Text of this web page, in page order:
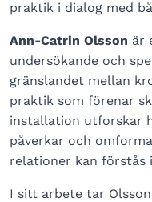
praktik i dialog med
Ann-Catrin Olsson är
undersökande och
gränslandet mellan
praktik som förenar
installation utforskar
påverkar och
relationer kan förstås
I sitt arbete tar